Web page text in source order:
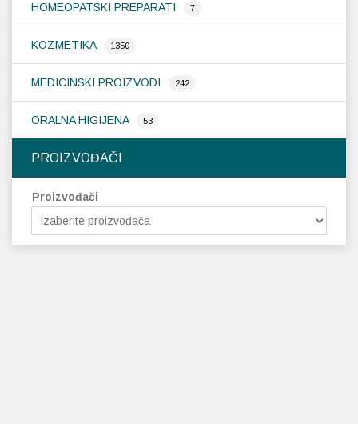
HOMEOPATSKI PREPARATI 7
KOZMETIKA 1350
MEDICINSKI PROIZVODI 242
ORALNA HIGIJENA 53
PROIZVOĐAČI
Proizvođači